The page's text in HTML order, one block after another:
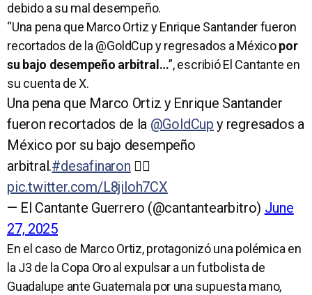
debido a su mal desempeño.
“Una pena que Marco Ortiz y Enrique Santander fueron
recortados de la @GoldCup y regresados a Méxicopor
su bajo desempeño arbitral…”, escribió El Cantante en
su cuenta de X.
Una pena que Marco Ortiz y Enrique Santander
fueron recortados de la @GoldCup y regresados a
México por su bajo desempeño
arbitral.#desafinaron 😵‍💫
pic.twitter.com/L8jiloh7CX
— El Cantante Guerrero (@cantantearbitro) June
27, 2025
En el caso de Marco Ortiz, protagonizó una polémica en
la J3 de la Copa Oro al expulsar a un futbolista de
Guadalupe ante Guatemala por una supuesta mano,